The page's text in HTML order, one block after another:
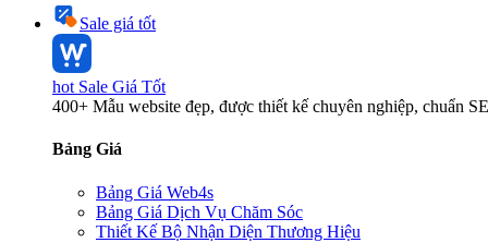
Sale giá tốt
hot Sale Giá Tốt
400+ Mẫu website đẹp, được thiết kế chuyên nghiệp, chuẩn
Bảng Giá
Bảng Giá Web4s
Bảng Giá Dịch Vụ Chăm Sóc
Thiết Kế Bộ Nhận Diện Thương Hiệu